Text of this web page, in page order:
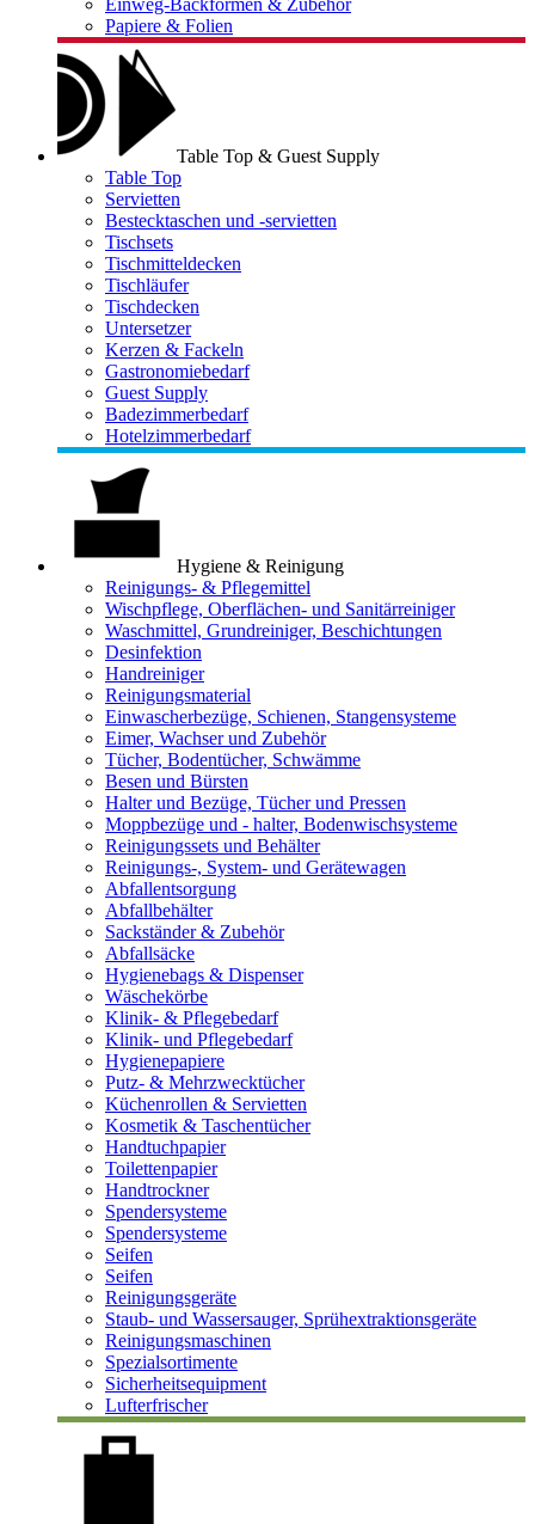
Einweg-Backformen & Zubehör
Papiere & Folien
Table Top & Guest Supply
Table Top
Servietten
Bestecktaschen und -servietten
Tischsets
Tischmitteldecken
Tischläufer
Tischdecken
Untersetzer
Kerzen & Fackeln
Gastronomiebedarf
Guest Supply
Badezimmerbedarf
Hotelzimmerbedarf
Hygiene & Reinigung
Reinigungs- & Pflegemittel
Wischpflege, Oberflächen- und Sanitärreiniger
Waschmittel, Grundreiniger, Beschichtungen
Desinfektion
Handreiniger
Reinigungsmaterial
Einwascherbezüge, Schienen, Stangensysteme
Eimer, Wachser und Zubehör
Tücher, Bodentücher, Schwämme
Besen und Bürsten
Halter und Bezüge, Tücher und Pressen
Moppbezüge und - halter, Bodenwischsysteme
Reinigungssets und Behälter
Reinigungs-, System- und Gerätewagen
Abfallentsorgung
Abfallbehälter
Sackständer & Zubehör
Abfallsäcke
Hygienebags & Dispenser
Wäschekörbe
Klinik- & Pflegebedarf
Klinik- und Pflegebedarf
Hygienepapiere
Putz- & Mehrzwecktücher
Küchenrollen & Servietten
Kosmetik & Taschentücher
Handtuchpapier
Toilettenpapier
Handtrockner
Spendersysteme
Spendersysteme
Seifen
Seifen
Reinigungsgeräte
Staub- und Wassersauger, Sprühextraktionsgeräte
Reinigungsmaschinen
Spezialsortimente
Sicherheitsequipment
Lufterfrischer